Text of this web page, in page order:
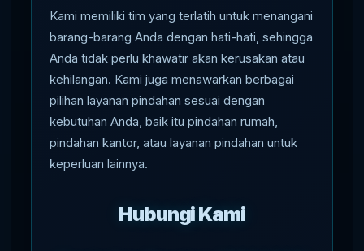
Kami memiliki tim yang terlatih untuk menangani
barang-barang Anda dengan hati-hati, sehingga
Anda tidak perlu khawatir akan kerusakan atau
kehilangan. Kami juga menawarkan berbagai
pilihan layanan pindahan sesuai dengan
kebutuhan Anda, baik itu pindahan rumah,
pindahan kantor, atau layanan pindahan untuk
keperluan lainnya.
Hubungi Kami